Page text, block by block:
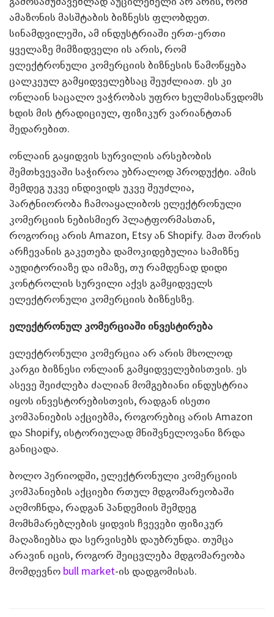
ამაზონის მასშტაბის ბიზნესს ფლობდეთ.
სინამდვილეში, ამ ინდუსტრიაში ერთ-ერთი
ყველაზე მიმზიდველი ის არის, რომ
ელექტრონული კომერციის ბიზნესის წამოწყება
ცალკეულ გამყიდველებსაც შეუძლიათ. ეს კი
ონლაინ საცალო ვაჭრობას უფრო ხელმისაწვდომს
ხდის მის ტრადიციულ, ფიზიკურ ვარიანტთან
შედარებით.
ონლაინ გაყიდვის სურვილის არსებობის
შემთხვევაში საჭიროა უბრალოდ პროდუქტი. ამის
შემდეგ უკვე ინდივიდს უკვე შეუძლია,
პარტნიორობა ჩამოაყალიბოს ელექტრონული
კომერციის ნებისმიერ პლატფორმასთან,
როგორიც არის Amazon, Etsy ან Shopify. მათ შორის
არჩევანის გაკეთება დამოკიდებულია სამიზნე
აუდიტორიაზე და იმაზე, თუ რამდენად დიდი
კონტროლის სურვილი აქვს გამყიდველს
ელექტრონული კომერციის ბიზნესზე.
ელექტრონულ კომერციაში ინვესტირება
ელექტრონული კომერცია არ არის მხოლოდ
კარგი ბიზნესი ონლაინ გამყიდველებისთვის. ეს
ასევე შეიძლება ძალიან მომგებიანი ინდუსტრია
იყოს ინვესტორებისთვის, რადგან ისეთი
კომპანიების აქციებმა, როგორებიც არის Amazon
და Shopify, ისტორიულად მნიშვნელოვანი ზრდა
განიცადა.
ბოლო პერიოდში, ელექტრონული კომერციის
კომპანიების აქციები რთულ მდგომარეობაში
აღმოჩნდა, რადგან პანდემიის შემდეგ
მომხმარებლების ყიდვის ჩვევები ფიზიკურ
მაღაზიებსა და სერვისებს დაუბრუნდა. თუმცა
არავინ იცის, როგორ შეიცვლება მდგომარეობა
მომდევნო bull market-ის დადგომისას.